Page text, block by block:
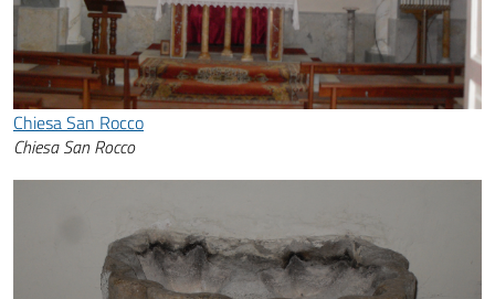
Chiesa San Rocco
Chiesa San Rocco